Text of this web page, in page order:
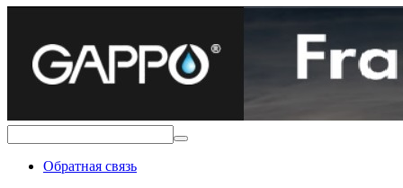
Обратная связь